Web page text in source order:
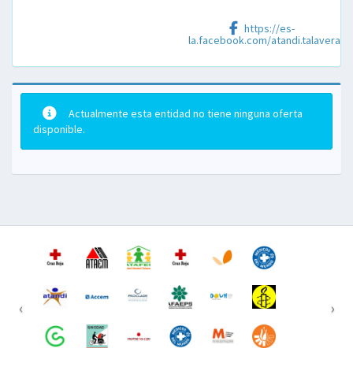
Facebook
https://es-
la.facebook.com/atandi.talavera
Actualmente esta entidad no tiene ninguna oferta
disponible.
‹ ›